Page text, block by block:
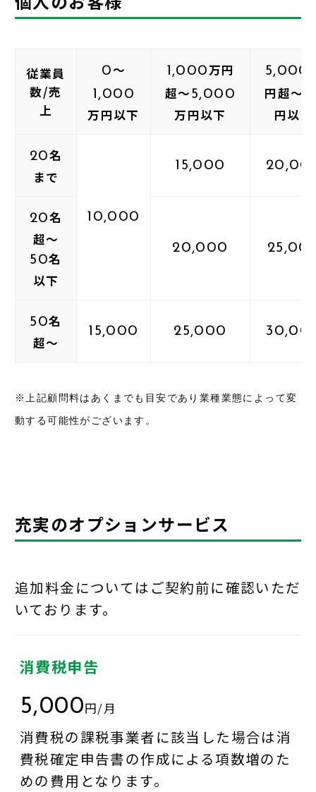
従業員
数/売
上
0～
1,000
万円以下
1,000万円
超～5,000
万円以下
5,000
円超～
円以下
20名
まで
10,000
15,000
20名
超～
50名
以下
20,000
50名
超～
15,000 25,000
※上記顧問料はあくまでも目安であり業種業態によって変
動する可能性がございます。
充実のオプションサービス
追加料金についてはご契約前に確認いただ
いております。
消費税申告
5,000円/月
消費税の課税事業者に該当した場合は消
費税確定申告書の作成による項数増のた
めの費用となります。